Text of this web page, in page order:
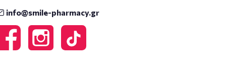
info@smile-pharmacy.gr